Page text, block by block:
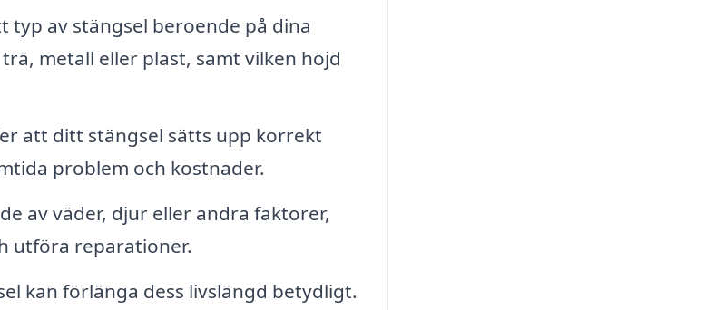
typ av stängsel beroende på dina
metall eller plast, samt vilken höjd
att ditt stängsel sätts upp korrekt
problem och kostnader.
av väder, djur eller andra faktorer,
utföra reparationer.
kan förlänga dess livslängd betydligt.